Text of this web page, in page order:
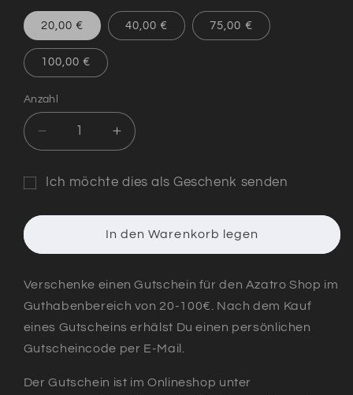
20,00 € 40,00 € 75,00 €
100,00 €
Anzahl
Verringere
die
Menge
für
Gutschein
Erhöhe
die
Menge
für
Gutschein
Ich möchte dies als Geschenk senden
für
den
des
Geschenkgutscheins
minimiert
In den Warenkorb legen
Verschenke einen Gutschein für den Azatro Shop im
Guthabenbereich von 20-100€. Nach dem Kauf
eines Gutscheins erhälst Du einen persönlichen
Gutscheincode per E-Mail.
Der Gutschein ist im Onlineshop unter